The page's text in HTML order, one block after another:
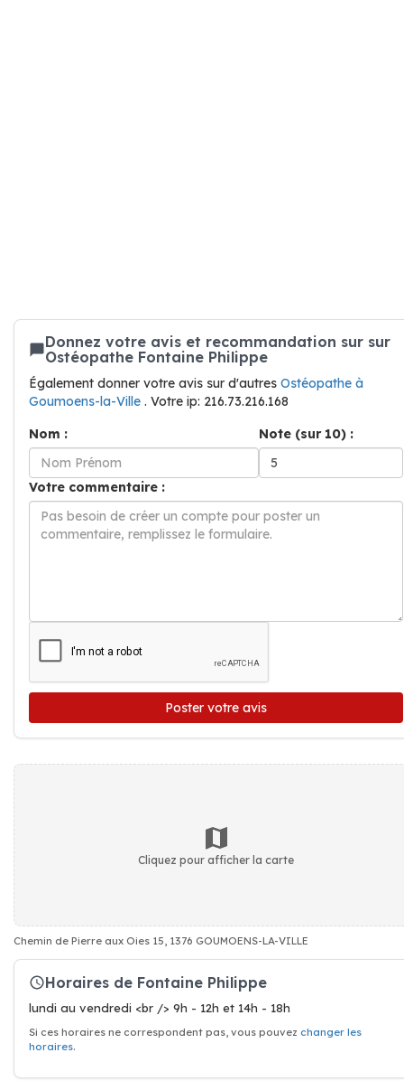
Donnez votre avis et recommandation sur sur
Ostéopathe Fontaine Philippe
Également donner votre avis sur d'autres Ostéopathe à
Goumoens-la-Ville . Votre ip: 216.73.216.168
Nom :
Note (sur 10) :
Votre commentaire :
Poster votre avis
Cliquez pour afficher la carte
Chemin de Pierre aux Oies 15, 1376 GOUMOENS-LA-VILLE
Horaires de Fontaine Philippe
lundi au vendredi <br /> 9h - 12h et 14h - 18h
Si ces horaires ne correspondent pas, vous pouvez changer les
horaires.